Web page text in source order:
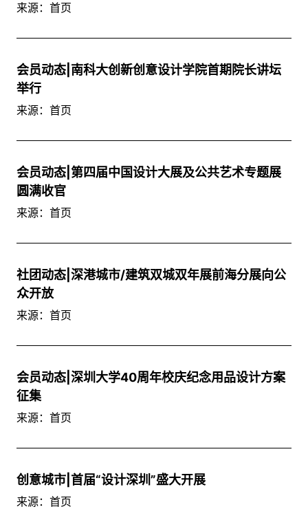
来源：首页
会员动态|南科大创新创意设计学院首期院长讲坛
举行
来源：首页
会员动态|第四届中国设计大展及公共艺术专题展
圆满收官
来源：首页
社团动态|深港城市/建筑双城双年展前海分展向公
众开放
来源：首页
会员动态|深圳大学40周年校庆纪念用品设计方案
征集
来源：首页
创意城市|首届“设计深圳”盛大开展
来源：首页